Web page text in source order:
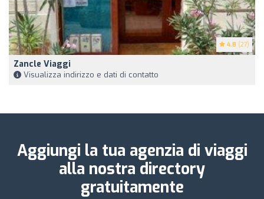
4.8 (27)
Zancle Viaggi
Visualizza indirizzo e dati di contatto
Aggiungi la tua agenzia di viaggi
alla nostra directory
gratuitamente